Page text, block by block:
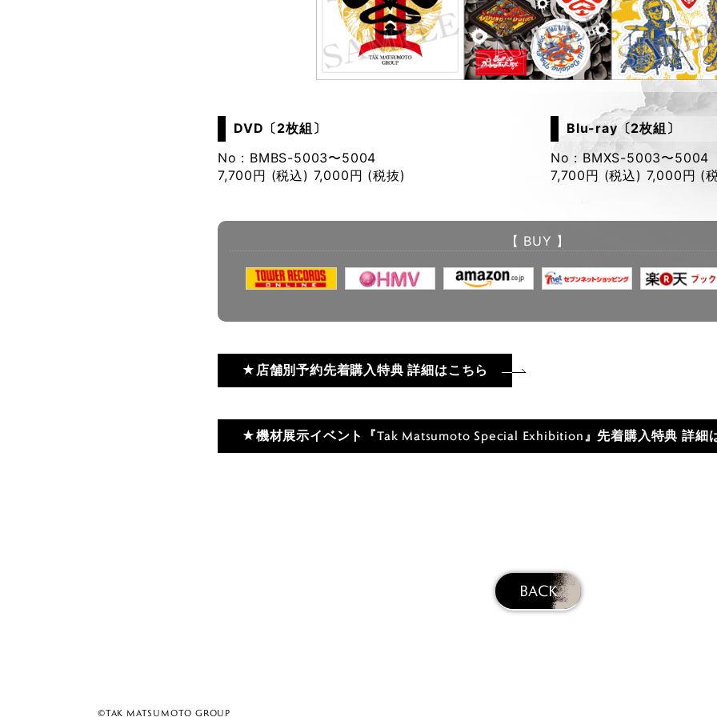
DVD〔2枚組〕
No : BMBS-5003〜5004
7,700円 (税込) 7,000円 (税抜)
Blu-ray〔2枚組〕
No : BMXS-5003〜5004
7,700円 (税込) 7,000円 (
【 BUY 】
★店舗別予約先着購入特典 詳細はこちら
★機材展示イベント『Tak Matsumoto Special Exhibition』先着購入特典 詳細
BACK
©TAK MATSUMOTO GROUP